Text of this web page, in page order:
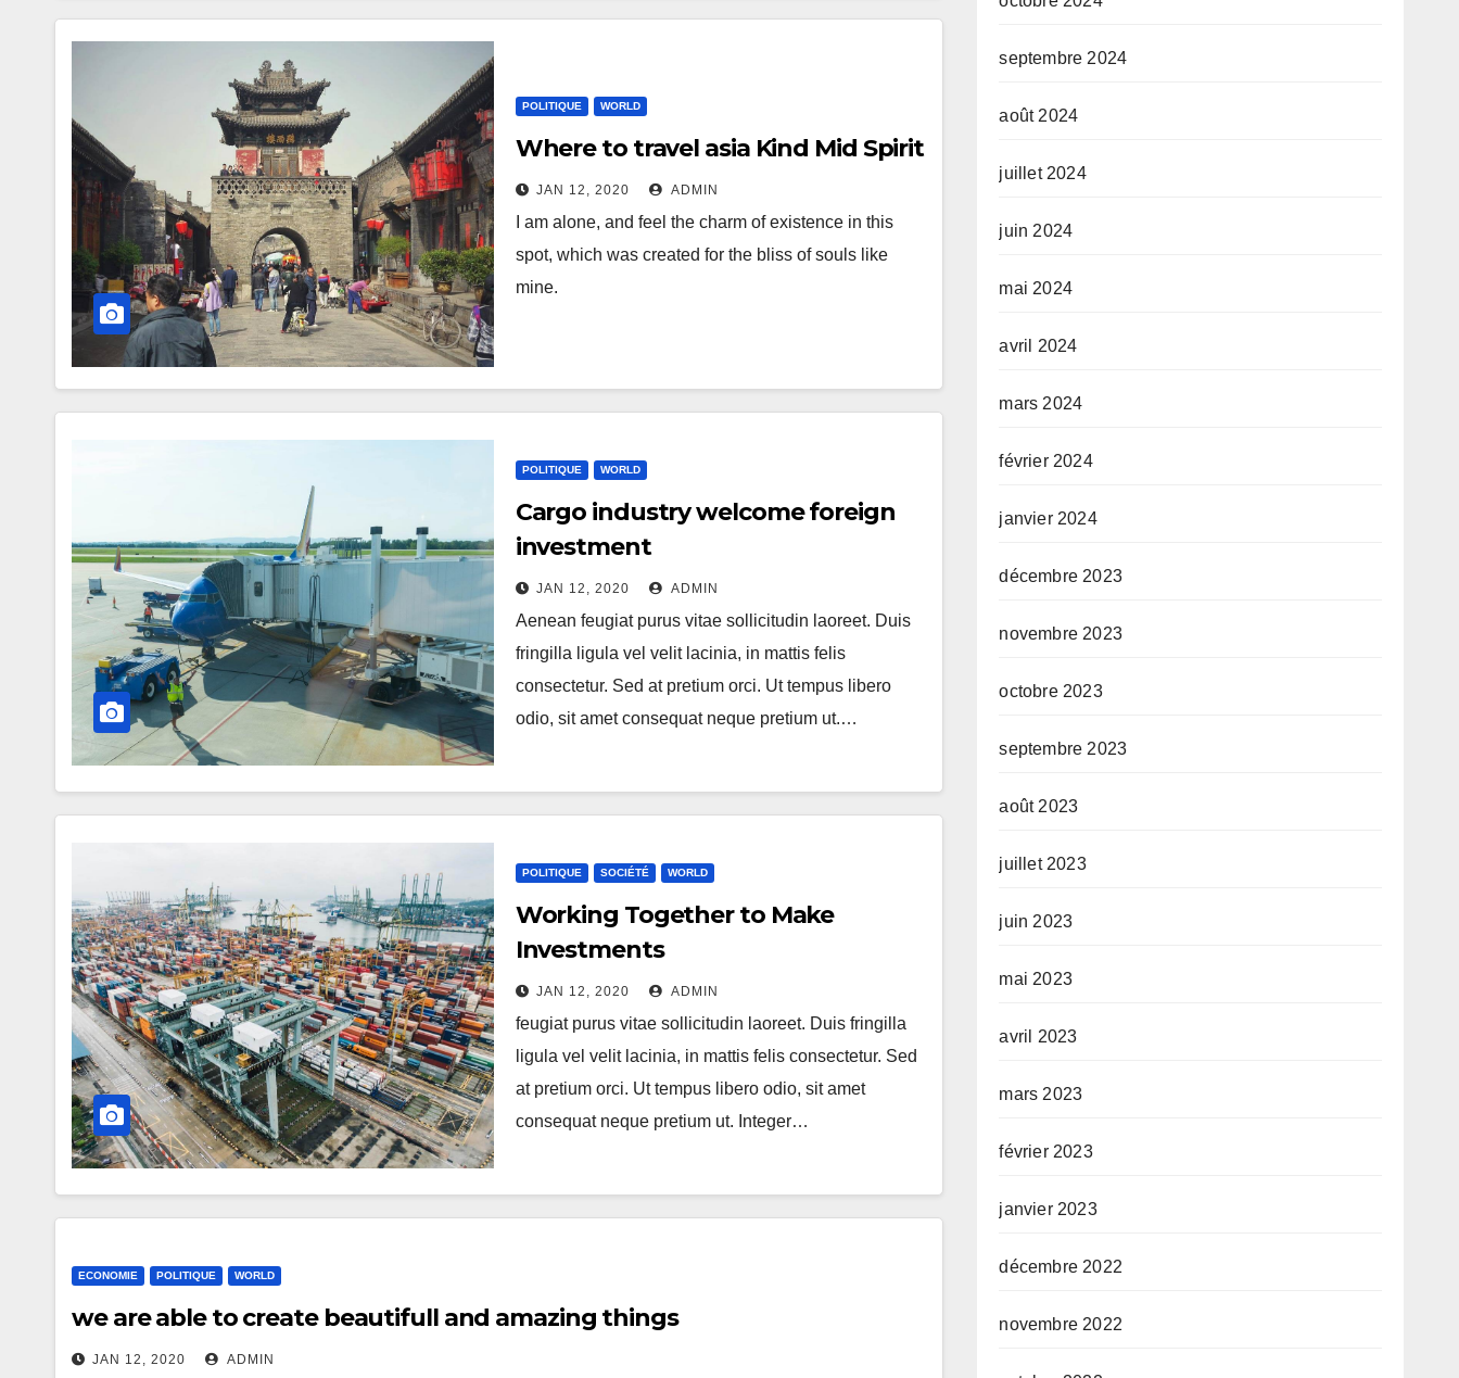
POLITIQUE WORLD
Where to travel asia Kind Mid Spirit
JAN 12, 2020 ADMIN
I am alone, and feel the charm of existence in this
spot, which was created for the bliss of souls like
mine.
POLITIQUE WORLD
Cargo industry welcome foreign
investment
JAN 12, 2020 ADMIN
Aenean feugiat purus vitae sollicitudin laoreet. Duis
fringilla ligula vel velit lacinia, in mattis felis
consectetur. Sed at pretium orci. Ut tempus libero
odio, sit amet consequat neque pretium ut.…
POLITIQUE SOCIÉTÉ WORLD
Working Together to Make
Investments
JAN 12, 2020 ADMIN
feugiat purus vitae sollicitudin laoreet. Duis fringilla
ligula vel velit lacinia, in mattis felis consectetur. Sed
at pretium orci. Ut tempus libero odio, sit amet
consequat neque pretium ut. Integer…
ECONOMIE POLITIQUE WORLD
we are able to create beautifull and amazing things
JAN 12, 2020 ADMIN
septembre 2024
août 2024
juillet 2024
juin 2024
mai 2024
avril 2024
mars 2024
février 2024
janvier 2024
décembre 2023
novembre 2023
octobre 2023
septembre 2023
août 2023
juillet 2023
juin 2023
mai 2023
avril 2023
mars 2023
février 2023
janvier 2023
décembre 2022
novembre 2022